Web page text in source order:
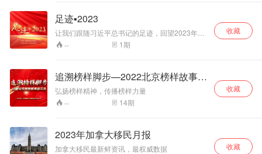
幸福密码。
足迹▪2023
让我们跟随习近平总书记的足迹，回望2023年的
接续奋斗、砥砺前行，共祝2024年福暖四季、顺
遂安康！（来源：国家广播电视总局网络司）
-- 1期
收藏
追溯榜样脚步—2022北京榜样故事启
示录
弘扬榜样精神，传播榜样力量
--
14期
收藏
2023年加拿大移民月报
加拿大移民最新鲜资讯，最权威数据
收藏